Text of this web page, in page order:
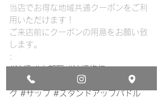
当店でお得な地域共通クーポンをご利
用いただけます！
ご来店前にクーポンの用意をお願い致
します。
:
#沖縄 #本部町 #沖縄旅行
#シュノーケリング #スキンダイビン
グ #サップ #スタンドアップパドル